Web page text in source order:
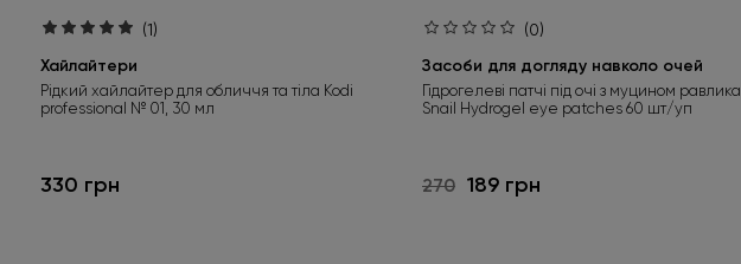
(1)
Хайлайтери
Рідкий хайлайтер для обличчя та тіла Kodi
professional № 01, 30 мл
330 грн
(0)
Засоби для догляду навколо очей
Гідрогелеві патчі під очі з муцином равлика
Snail Hydrogel eye patches 60 шт/уп
270 189 грн